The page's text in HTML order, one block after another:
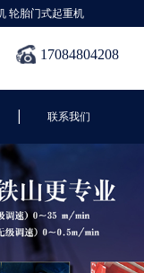
轮胎门式起重机
17084804208
| 联系我们